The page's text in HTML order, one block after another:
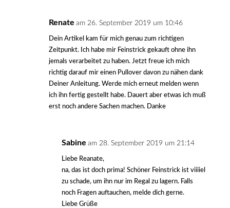
Renate am 26. September 2019 um 10:46
Dein Artikel kam für mich genau zum richtigen
Zeitpunkt. Ich habe mir Feinstrick gekauft ohne ihn
jemals verarbeitet zu haben. Jetzt freue ich mich
richtig darauf mir einen Pullover davon zu nähen dank
Deiner Anleitung. Werde mich erneut melden wenn
ich ihn fertig gestellt habe. Dauert aber etwas ich muß
erst noch andere Sachen machen. Danke
Sabine am 28. September 2019 um 21:14
Liebe Reanate,
na, das ist doch prima! Schöner Feinstrick ist viiiiel
zu schade, um ihn nur im Regal zu lagern. Falls
noch Fragen auftauchen, melde dich gerne.
Liebe Grüße